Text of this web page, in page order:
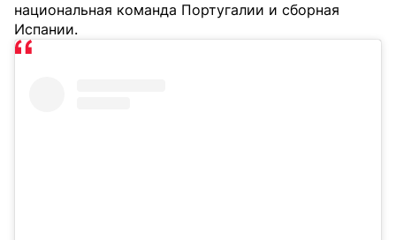
национальная команда Португалии и сборная
Испании.